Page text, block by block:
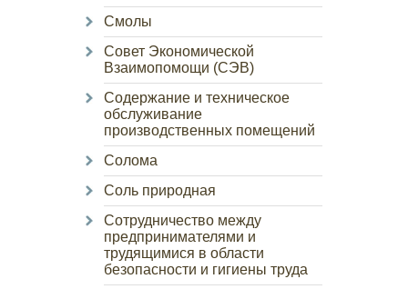
Смолы
Совет Экономической
Взаимопомощи (СЭВ)
Содержание и техническое
обслуживание
производственных помещений
Солома
Соль природная
Сотрудничество между
предпринимателями и
трудящимися в области
безопасности и гигиены труда